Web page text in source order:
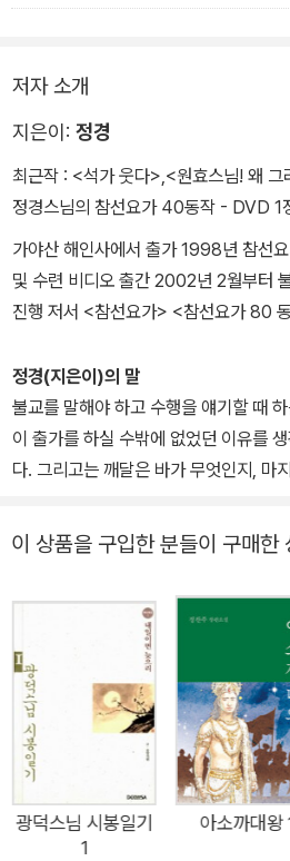
때문에 더 남에게 베풀고 줄 수도 있는
못난 사람들은 주고도 곱게 주지 못한다
는 돌아서면 받은 사람이 욕심꾸러기라
는다. 그것은 설령 주었다고 하더라도
준 물건에 대한 애착심은 태산같이 그대
저자 소개
지은이: 정경
최근작 : <석가 웃다>,<원효스님! 왜 그
정경스님의 참선요가 40동작 - DVD 1
가야산 해인사에서 출가 1998년 참선요가 특강 1999
및 수련 비디오 출간 2002년 2월부터
진행 저서 <참선요가> <참선요가 80 동작> <버려서 아름다운 것들
참선요가 기초편 (개정판)> <원효스님 왜 그러셨
요가 (1999) YouTube 등재 참선요
작 YouTube 등재 참선요가 80동작
be 등재
정경(지은이)의 말
불교를 말해야 하고 수행을 얘기할 때
이 출가를 하실 수밖에 없었던 이유를
다. 그리고는 깨달은 바가 무엇인지, 마
이 상품을 구입한 분들이 구매한
광덕스님 시봉일기
1
아소까대왕